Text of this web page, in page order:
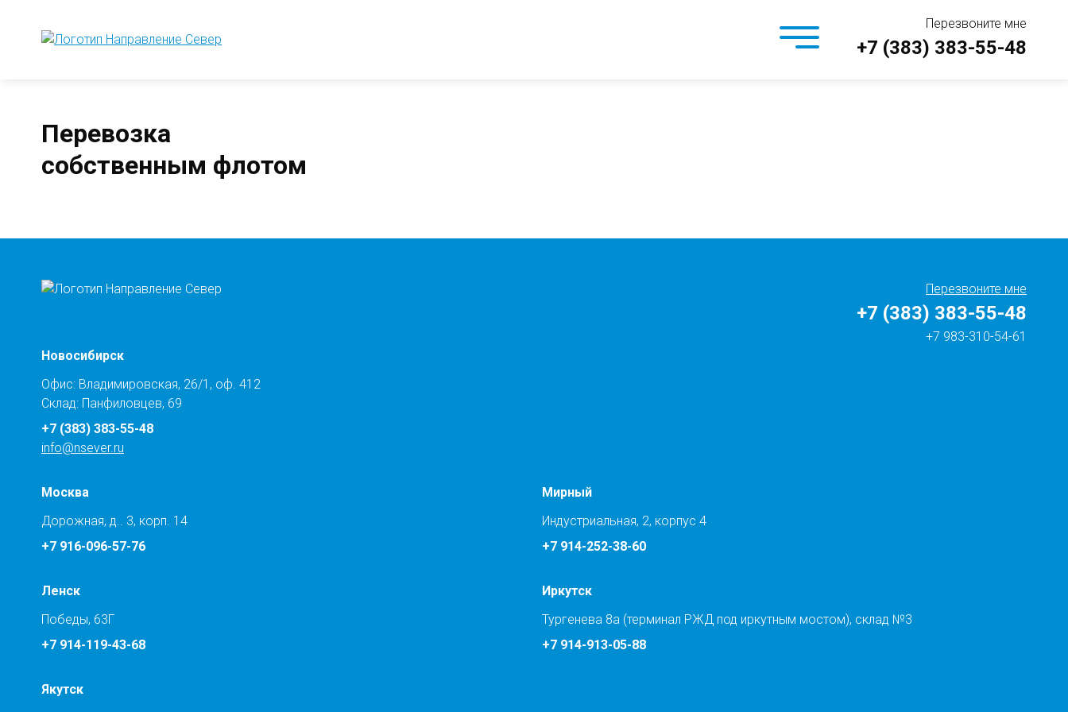
Перезвоните мне
+7 (383) 383-55-48
Перевозка
собственным флотом
Перезвоните мне
+7 (383) 383-55-48
+7 983-310-54-61
Новосибирск
Офис: Владимировская, 26/1, оф. 412
Склад: Панфиловцев, 69
+7 (383) 383-55-48
info@nsever.ru
Москва
Дорожная, д.. 3, корп. 14
+7 916-096-57-76
Мирный
Индустриальная, 2, корпус 4
+7 914-252-38-60
Ленск
Победы, 63Г
+7 914-119-43-68
Иркутск
Тургенева 8а (терминал РЖД под иркутным мостом), склад №3
+7 914-913-05-88
Якутск